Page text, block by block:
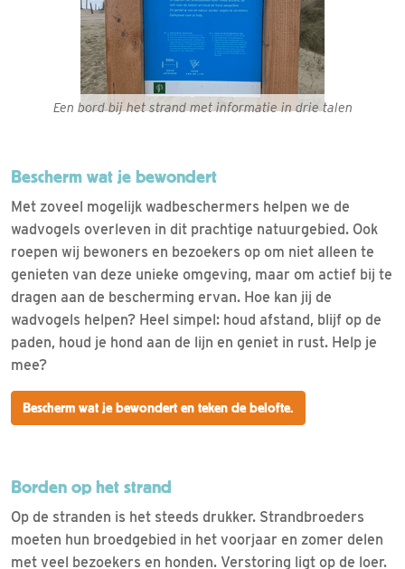
Een bord bij het strand met informatie in drie talen
Bescherm wat je bewondert
Met zoveel mogelijk wadbeschermers helpen we de
wadvogels overleven in dit prachtige natuurgebied. Ook
roepen wij bewoners en bezoekers op om niet alleen te
genieten van deze unieke omgeving, maar om actief bij te
dragen aan de bescherming ervan. Hoe kan jij de
wadvogels helpen? Heel simpel: houd afstand, blijf op de
paden, houd je hond aan de lijn en geniet in rust. Help je
mee?
Bescherm wat je bewondert en teken de belofte.
Borden op het strand
Op de stranden is het steeds drukker. Strandbroeders
moeten hun broedgebied in het voorjaar en zomer delen
met veel bezoekers en honden. Verstoring ligt op de loer.